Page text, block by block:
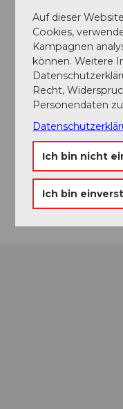
Veranstaltung
Veranstaltungsort
Oberdorfstrasse
5703Seon
Anreise
Auf dieser
Cookies,
Kampagnen
können. Weitere
Recht,
Personendaten
Ich bin nicht
Ich bin